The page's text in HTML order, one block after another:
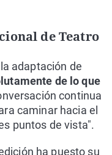
de Teatro
adaptación de
de lo que
continua
caminar hacia el
puntos de vista".
ha puesto su